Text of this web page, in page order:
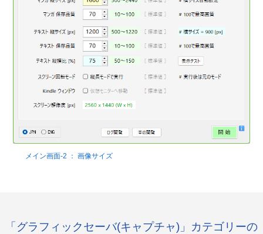
メイン画面-2 ： 画像サイズ
「グラフィックセーバ(キャプチャ)」カテゴリーの